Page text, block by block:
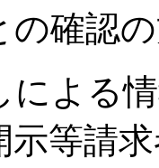
の確認
による
示等請